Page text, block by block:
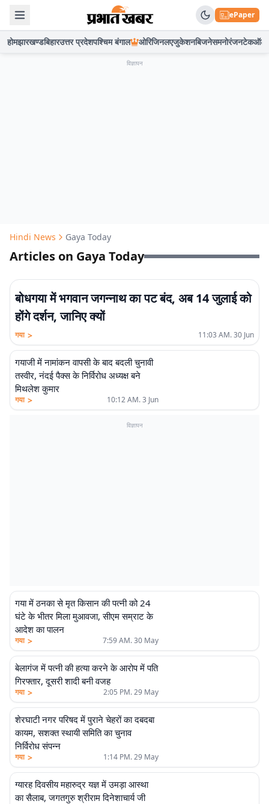
ePaper
होमझारखण्डबिहारउत्तर प्रदेशपश्चिम बंगाल ओरिजिनलएजुकेशनबिजनेसमनोरंजनटेकऑटो
विज्ञापन
Hindi News Gaya Today
Articles on Gaya Today
बोधगया में भगवान जगन्नाथ का पट बंद, अब 14 जुलाई को
होंगे दर्शन, जानिए क्यों
गया > 11:03 AM. 30 Jun
गयाजी में नामांकन वापसी के बाद बदली चुनावी
तस्वीर, नंदई पैक्स के निर्विरोध अध्यक्ष बने
मिथलेश कुमार
गया > 10:12 AM. 3 Jun
विज्ञापन
गया में ठनका से मृत किसान की पत्नी को 24
घंटे के भीतर मिला मुआवजा, सीएम सम्राट के
आदेश का पालन
गया > 7:59 AM. 30 May
बेलागंज में पत्नी की हत्या करने के आरोप में पति
गिरफ्तार, दूसरी शादी बनी वजह
गया > 2:05 PM. 29 May
शेरघाटी नगर परिषद में पुराने चेहरों का दबदबा
कायम, सशक्त स्थायी समिति का चुनाव
निर्विरोध संपन्न
गया > 1:14 PM. 29 May
ग्यारह दिवसीय महारुद्र यज्ञ में उमड़ा आस्था
का सैलाब, जगतगुरु श्रीराम दिनेशाचार्य जी